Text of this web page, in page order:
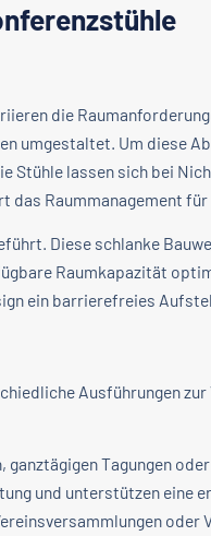
die
umgestaltet. Um diese
Stühle lassen sich bei
Raummanagement
Diese schlanke
Raumkapazität
ein barrierefreies
Ausführungen
ganztägigen Tagungen
und unterstützen eine